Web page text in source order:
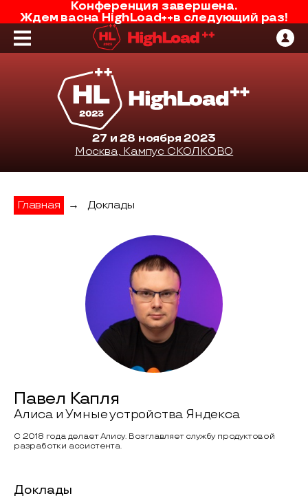
Конференция завершена.
Ждем васна HighLoad++в следующий раз!
27 и 28 ноября 2023
Москва, Кампус СКОЛКОВО
Главная → Доклады
Павел Капля
Алиса и Умные устройства Яндекса
С 2018 года делает Алису. Возглавляет службу продуктовой
разработки ассистента.
Доклады